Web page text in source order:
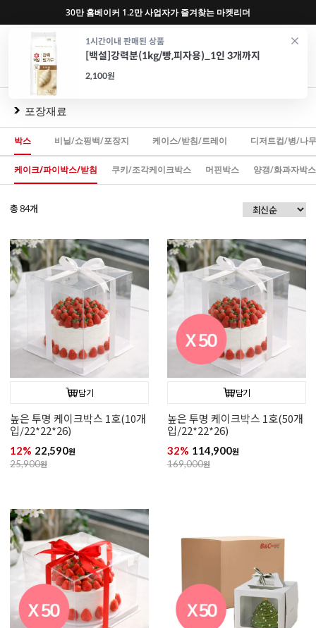
1시간이내 판매된 상품
[백설]강력분(1kg/빵,피자용)_1인 3개까지
2,100원
30만 홈베이커 1.2만 사업자가 즐겨찾는 마켓리더
0
재료 포장
포장재료
박스 비닐/쇼핑백/포장지 케이스/받침/트레이 디저트컵/병/나
케이크/파이박스/받침 쿠키/조각케이크박스 머핀박스 양갱/화과자박스
총84개
담기
높은 투명 케이크박스 1호(10개
입/22*22*26)
12% 22,590원
25,900원
담기
높은 투명 케이크박스 1호(50개
입/22*22*26)
32% 114,900원
169,000원